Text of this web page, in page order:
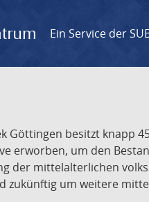
Ein Service der
Göttingen besitzt
erworben, um den
der mittelalterlichen
zukünftig um weitere